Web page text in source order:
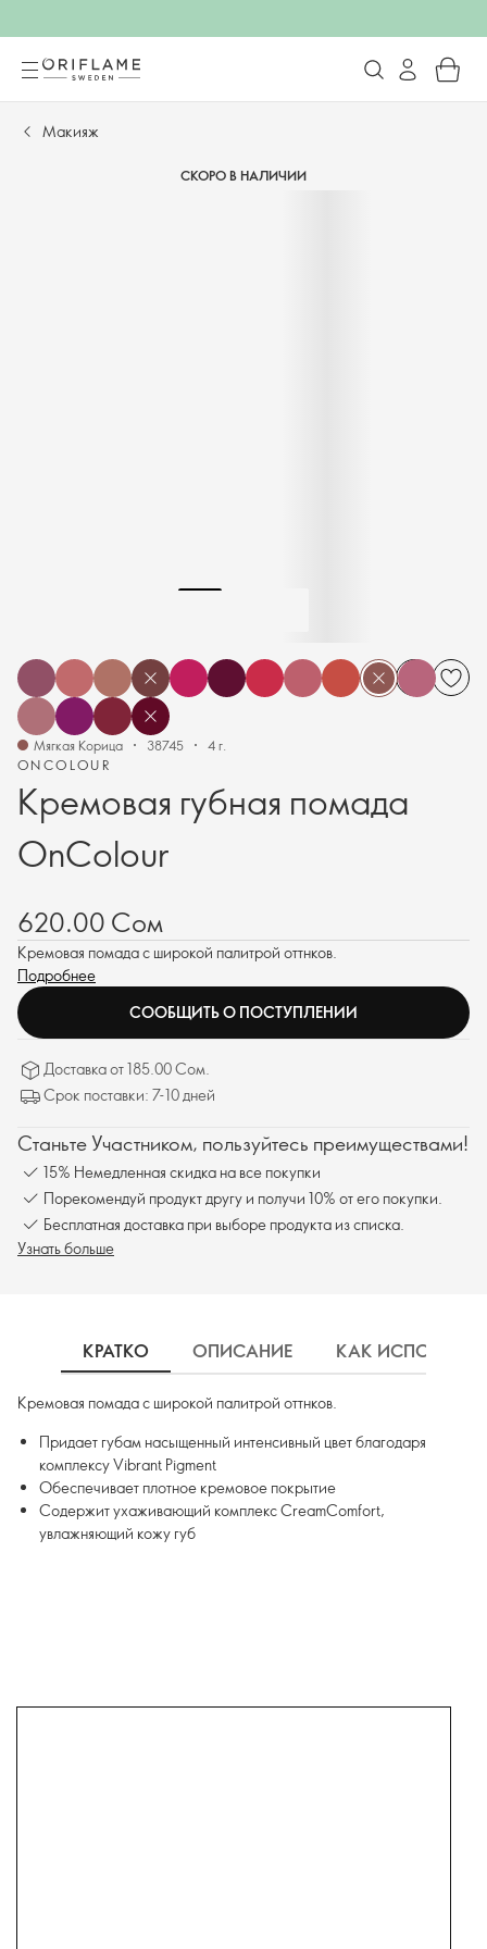
Макияж
СКОРО В НАЛИЧИИ
ONCOLOUR
Кремовая губная помада
OnColour
Мягкая Корица 38745 4 г.
620.00 Сом
Кремовая помада с широкой палитрой оттнков.
Подробнее
СООБЩИТЬ О ПОСТУПЛЕНИИ
Доставка от 185.00 Сом.
Срок поставки: 7-10 дней
Станьте Участником, пользуйтесь преимуществами!
15% Немедленная скидка на все покупки
Порекомендуй продукт другу и получи 10% от его покупки.
Бесплатная доставка при выборе продукта из списка.
Узнать больше
КРАТКО ОПИСАНИЕ КАК
Кремовая помада с широкой палитрой оттнков.
Придает губам насыщенный интенсивный цвет благодаря
комплексу Vibrant Pigment
Обеспечивает плотное кремовое покрытие
Содержит ухаживающий комплекс CreamComfort,
увлажняющий кожу губ